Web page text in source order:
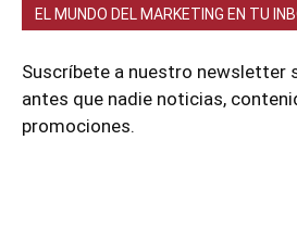
EL MUNDO DEL MARKETING EN TU
Suscríbete a nuestro newsletter
antes que nadie noticias,
promociones.